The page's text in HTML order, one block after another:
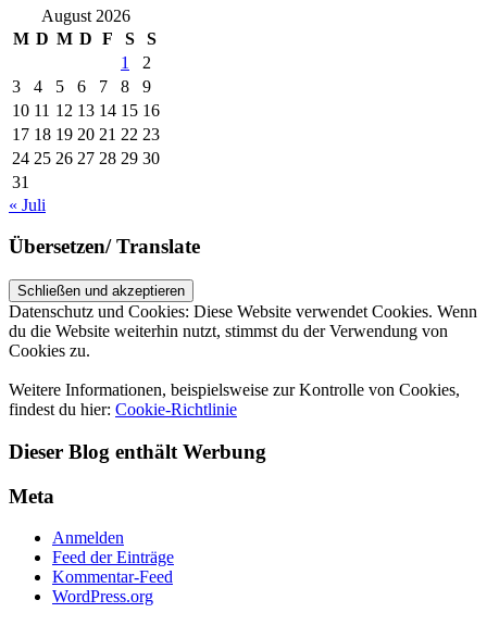
August 2026
M D M D F S
S
1
2
3
4 5 6 7 8
9
10 11 12 13 14 15 16
17 18 19 20 21 22 23
24 25 26 27 28 29 30
31
« Juli
Übersetzen/ Translate
Datenschutz und Cookies: Diese Website verwendet Cookies. Wenn
du die Website weiterhin nutzt, stimmst du der Verwendung von
Cookies zu.
Weitere Informationen, beispielsweise zur Kontrolle von Cookies,
findest du hier: Cookie-Richtlinie
Dieser Blog enthält Werbung
Meta
Anmelden
Feed der Einträge
Kommentar-Feed
WordPress.org